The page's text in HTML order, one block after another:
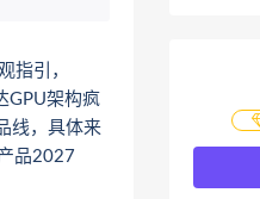
指引，
GPU架构疯
线，具体来
品2027